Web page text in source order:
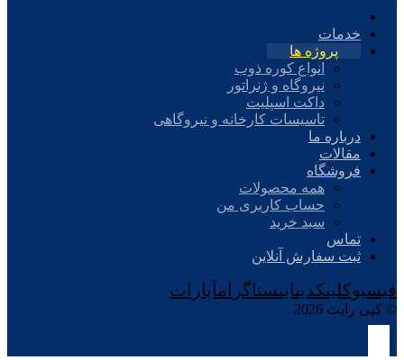
خدمات
پروژه ها
انواع کوره ذوب
نیروگاه و ژنراتور
داکت اسپلیت
تاسیسات کارخانه و نیروگاهی
درباره ما
مقالات
فروشگاه
همه محصولات
حساب کاربری من
سبد خرید
تماس
ثبت سفارش آنلاین
فیسبوکلینکدیناینستاگرامآپارات
© کپی رایت 2026